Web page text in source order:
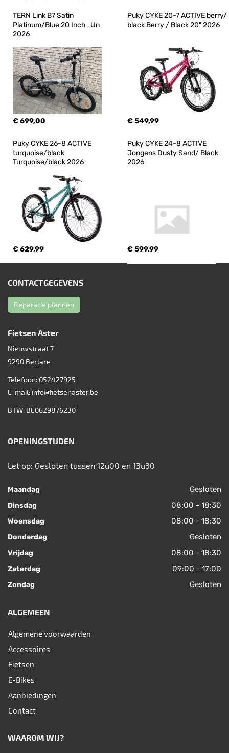
TERN Link B7 Satin
Platinum/Blue 20 Inch , Un
2026
€ 699,00
Puky CYKE 20-7 ACTIVE berry/
black Berry / Black 20" 2026
€ 549,99
Puky CYKE 26-8 ACTIVE
turquoise/black
Turquoise/black 2026
€ 629,99
Puky CYKE 24-8 ACTIVE
Jongens Dusty Sand/ Black
2026
€ 599,99
CONTACTGEGEVENS
Reparatie plannen
Fietsen Aster
Nieuwstraat 7
9290 Berlare
Telefoon: 052427925
E-mail: info@fietsenaster.be
BTW: BE0629876230
OPENINGSTIJDEN
Let op: Gesloten tussen 12u00 en 13u30
Maandag Gesloten
Dinsdag 08:00 - 18:30
Woensdag 08:00 - 18:30
Donderdag Gesloten
Vrijdag 08:00 - 18:30
Zaterdag 09:00 - 17:00
Zondag Gesloten
ALGEMEEN
Algemene voorwaarden
Accessoires
Fietsen
E-Bikes
Aanbiedingen
Contact
WAAROM WIJ?